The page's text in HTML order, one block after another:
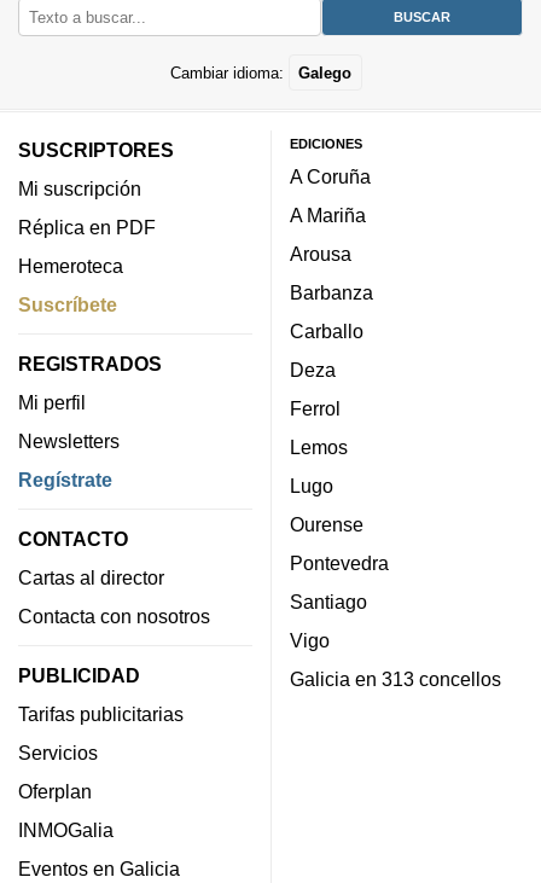
Cambiar idioma: Galego
SUSCRIPTORES
Mi suscripción
Réplica en PDF
Hemeroteca
Suscríbete
REGISTRADOS
Mi perfil
Newsletters
Regístrate
CONTACTO
Cartas al director
Contacta con nosotros
PUBLICIDAD
Tarifas publicitarias
Servicios
Oferplan
INMOGalia
Eventos en Galicia
EDICIONES
A Coruña
A Mariña
Arousa
Barbanza
Carballo
Deza
Ferrol
Lemos
Lugo
Ourense
Pontevedra
Santiago
Vigo
Galicia en 313 concellos